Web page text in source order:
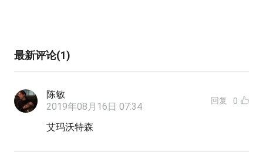
最新评论(1)
陈敏
2019年08月16日 07:34
回复 0
艾玛沃特森